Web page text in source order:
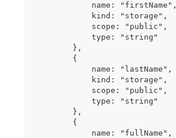
            name: "firstName",
            kind: "storage",
            scope: "public",
            type: "string"
        },
        {
            name: "lastName",
            kind: "storage",
            scope: "public",
            type: "string"
        },
        {
            name: "fullName",